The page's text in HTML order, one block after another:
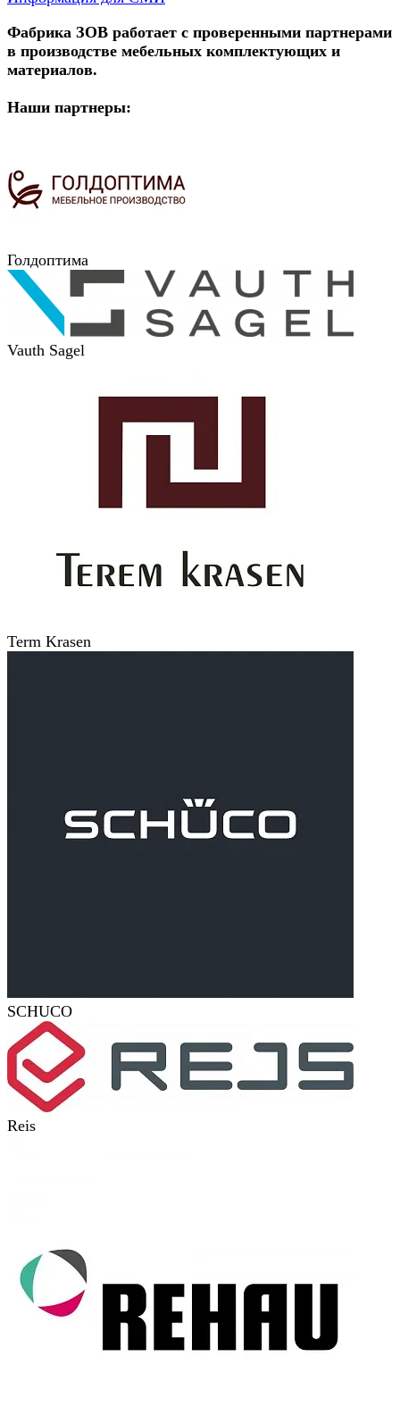
Фабрика ЗОВ работает с проверенными партнерами
в производстве мебельных комплектующих и
материалов.
Наши партнеры:
Голдоптима
Vauth Sagel
Term Krasen
SCHUCO
Reis